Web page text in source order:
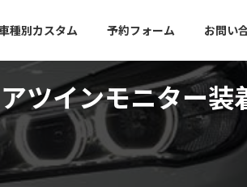
種別カスタム 予約フォーム お問い
ツインモニター装